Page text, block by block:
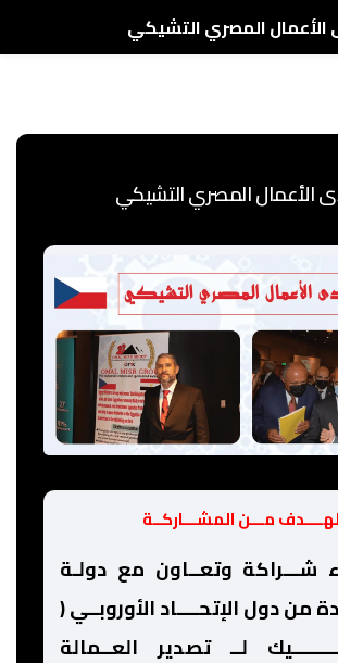
الأعمال المصري التشيكي
الأعمال المصري التشيكي
مـــن المشـــاركــة
شـــراكة وتعــاون مع دولـة
من دول الإتحــــاد الأوروبــي (
لــ تصدير العــمالة